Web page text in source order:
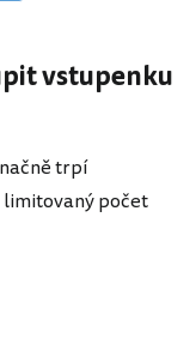
vstupenku
trpí
počet